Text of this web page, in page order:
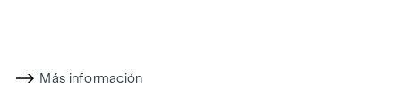
fotovoltaica y la calefacción urbana, garantizan un
Más información